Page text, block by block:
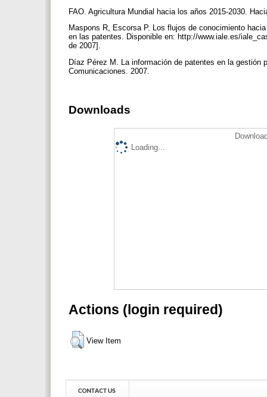
FAO. Agricultura Mundial hacia los años 2015-2030.
Maspons R, Escorsa P. Los flujos de conocimiento
en las patentes. Disponible en: http://www.iale.es/
de 2007].
Díaz Pérez M. La información de patentes en la
Comunicaciones. 2007.
Downloads
Loading...
Actions (login required)
View Item